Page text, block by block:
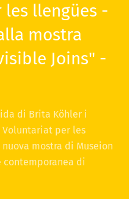
llengües -
mostra
Joins" -
di Brita Köhler i
per les
mostra di Museion
contemporanea di